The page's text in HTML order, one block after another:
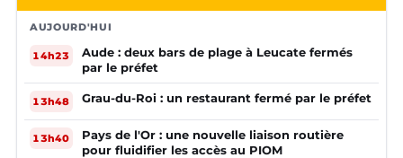
AUJOURD'HUI
14h23
Aude : deux bars de plage à Leucate fermés
par le préfet
13h48 Grau-du-Roi : un restaurant fermé par le préfet
13h40
Pays de l'Or : une nouvelle liaison routière
pour fluidifier les accès au PIOM